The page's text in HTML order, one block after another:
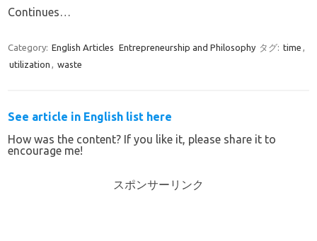
Continues…
Category: English Articles Entrepreneurship and Philosophy タグ: time ,
utilization , waste
See article in English list here
How was the content? If you like it, please share it to
encourage me!
スポンサーリンク